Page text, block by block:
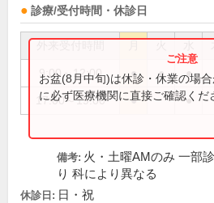
診療/受付時間・休診日
9:00～12:00 ● ● ●
17:00～19:00 ● ●
お盆(8月中旬)は休診・休業の場
に必ず医療機関に直接ご確認くだ
備考: 火・土曜AMのみ 一部
り 科により異なる
休診日: 日・祝